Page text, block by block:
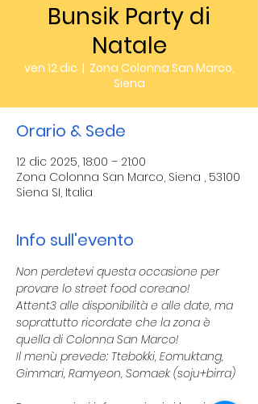
Bunsik Party di
Natale
ven 12 dic
  |
Zona Colonna San Marco,
Siena
Orario & Sede
12 dic 2025, 18:00 – 21:00
Zona Colonna San Marco, Siena , 53100
Siena SI, Italia
Info sull'evento
Non perdetevi questa occasione per
provare lo street food coreano!
Attent3 alle disponibilità e alle date, ma
soprattutto ricordate che la zona è
quella di Colonna San Marco!
Il menù prevede: Ttebokki, Eomuktang,
Gimmari, Ramyeon, Somaek (soju+birra)